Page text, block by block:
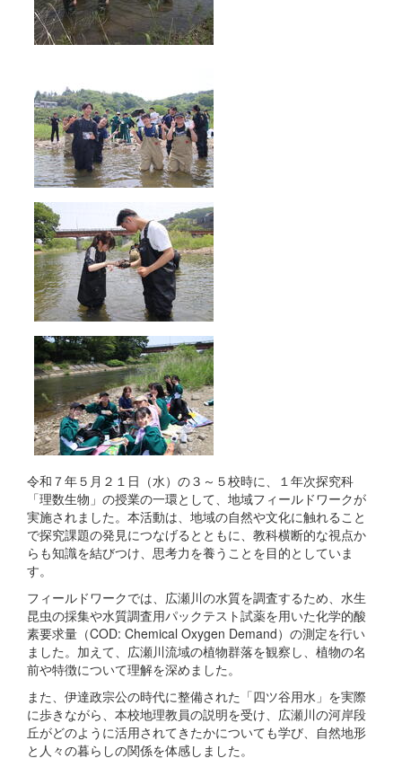
令和７年５月２１日（水）の３～５校時に、１年次探究科
「理数生物」の授業の一環として、地域フィールドワークが
実施されました。本活動は、地域の自然や文化に触れること
で探究課題の発見につなげるとともに、教科横断的な視点か
らも知識を結びつけ、思考力を養うことを目的としていま
す。
フィールドワークでは、広瀬川の水質を調査するため、水生
昆虫の採集や水質調査用パックテスト試薬を用いた化学的酸
素要求量（COD: Chemical Oxygen Demand）の測定を行い
ました。加えて、広瀬川流域の植物群落を観察し、植物の名
前や特徴について理解を深めました。
また、伊達政宗公の時代に整備された「四ツ谷用水」を実際
に歩きながら、本校地理教員の説明を受け、広瀬川の河岸段
丘がどのように活用されてきたかについても学び、自然地形
と人々の暮らしの関係を体感しました。